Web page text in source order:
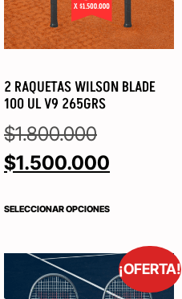
2 RAQUETAS WILSON BLADE
100 UL V9 265GRS
$1.800.000
$1.500.000
SELECCIONAR OPCIONES
¡OFERTA!